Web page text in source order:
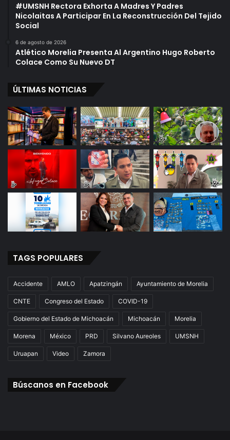
#UMSNH Rectora Exhorta A Madres Y Padres
Nicolaitas A Participar En La Reconstrucción Del Tejido
Social
6 de agosto de 2026
Atlético Morelia Presenta Al Argentino Hugo Roberto
Colace Como Su Nuevo DT
ÚLTIMAS NOTICIAS
TAGS POPULARES
Accidente AMLO Apatzingán Ayuntamiento de Morelia
CNTE Congreso del Estado COVID-19
Gobierno del Estado de Michoacán Michoacán Morelia
Morena México PRD Silvano Aureoles UMSNH
Uruapan Video Zamora
Búscanos en Facebook